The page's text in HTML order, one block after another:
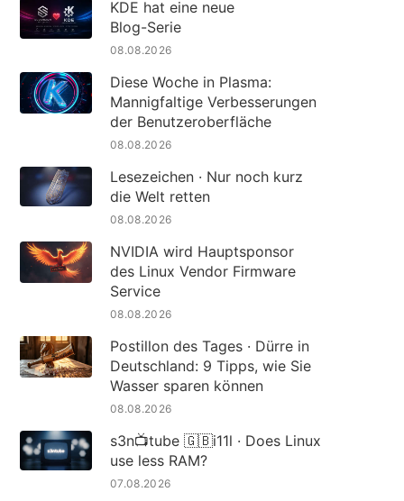
KDE hat eine neue
Blog-Serie
08.08.2026
Diese Woche in Plasma:
Mannigfaltige Verbesserungen
der Benutzeroberfläche
08.08.2026
Lesezeichen · Nur noch kurz
die Welt retten
08.08.2026
NVIDIA wird Hauptsponsor
des Linux Vendor Firmware
Service
08.08.2026
Postillon des Tages · Dürre in
Deutschland: 9 Tipps, wie Sie
Wasser sparen können
08.08.2026
s3n📺tube 🇬🇧i11l · Does Linux
use less RAM?
07.08.2026